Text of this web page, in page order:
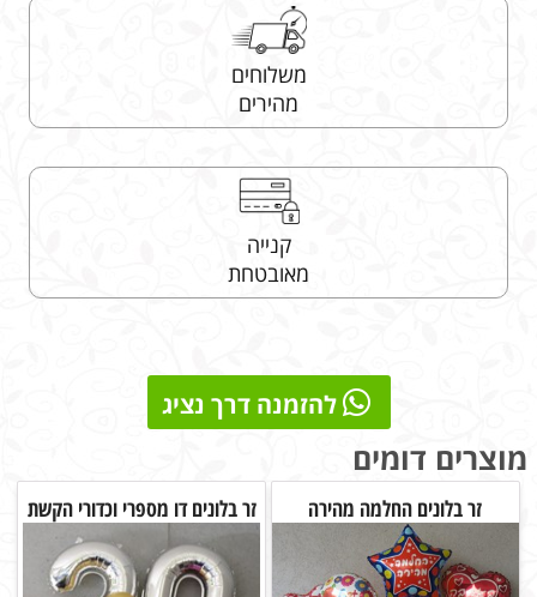
משלוחים
מהירים
קנייה
מאובטחת
להזמנה דרך נציג
מוצרים דומים
זר בלונים החלמה מהירה זר בלונים דו מספרי וכדורי הקשת